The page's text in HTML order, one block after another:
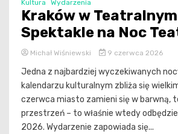
Kultura Wydarzenia
Kraków w
Spektakle na Noc
Michał Wiśniewski 9 czerwca 2026
Jedna z najbardziej wyczekiwanych
kalendarzu kulturalnym zbliża się
czerwca miasto zamieni się w barwną,
przestrzeń – to właśnie wtedy
2026. Wydarzenie zapowiada się...